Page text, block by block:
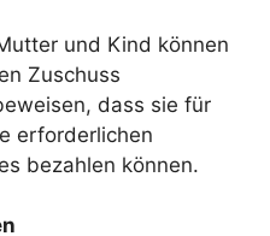
und Kind können
Zuschuss
dass sie für
erforderlichen
bezahlen können.